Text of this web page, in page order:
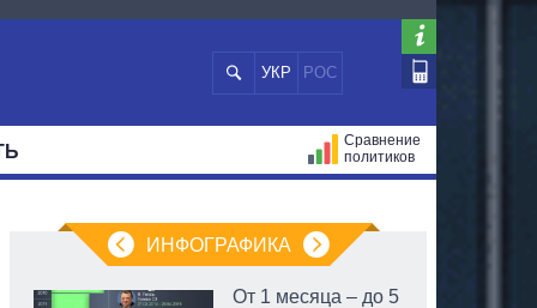
УКР РОС
Сравнение
политиков
ИНФОГРАФИКА
От 1 месяца – до 5